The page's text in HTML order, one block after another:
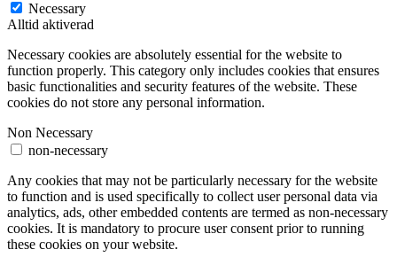
Necessary
Alltid aktiverad
Necessary cookies are absolutely essential for the website to
function properly. This category only includes cookies that ensures
basic functionalities and security features of the website. These
cookies do not store any personal information.
Non Necessary
non-necessary
Any cookies that may not be particularly necessary for the website
to function and is used specifically to collect user personal data via
analytics, ads, other embedded contents are termed as non-necessary
cookies. It is mandatory to procure user consent prior to running
these cookies on your website.